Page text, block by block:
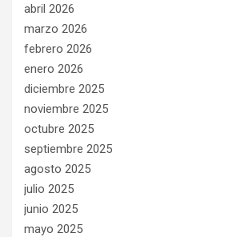
abril 2026
marzo 2026
febrero 2026
enero 2026
diciembre 2025
noviembre 2025
octubre 2025
septiembre 2025
agosto 2025
julio 2025
junio 2025
mayo 2025